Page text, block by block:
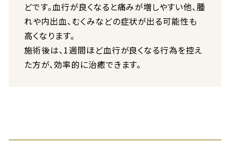
どです。血行が良くなると痛みが増しやすい他、腫
れや内出血、むくみなどの症状が出る可能性も
高くなります。
施術後は、1週間ほど血行が良くなる行為を控え
た方が、効率的に治癒できます。